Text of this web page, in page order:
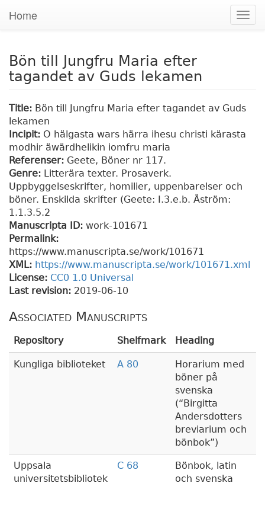
Home
Bön till Jungfru Maria efter
tagandet av Guds lekamen
Title: Bön till Jungfru Maria efter tagandet av Guds
lekamen
Incipit: O hälgasta wars härra ihesu christi kärasta
modhir äwärdhelikin iomfru maria
Referenser: Geete, Böner nr 117.
Genre: Litterära texter. Prosaverk.
Uppbyggelseskrifter, homilier, uppenbarelser och
böner. Enskilda skrifter (Geete: I.3.e.b. Åström:
1.1.3.5.2
Manuscripta ID: work-101671
Permalink:
https://www.manuscripta.se/work/101671
XML: https://www.manuscripta.se/work/101671.xml
License: CC0 1.0 Universal
Last revision: 2019-06-10
Associated Manuscripts
Repository Shelfmark Heading
Kungliga biblioteket A 80
Horarium med
böner på
svenska
( Birgitta
Andersdotters
breviarium och
bönbok )
Uppsala
universitetsbibliotek
C 68
Bönbok, latin
och svenska